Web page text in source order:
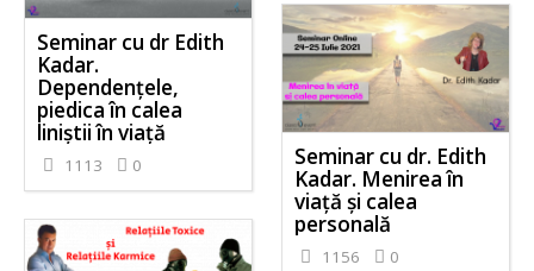
Seminar cu dr Edith
Kadar.
Dependențele,
piedica în calea
liniștii în viață
1113 0
Seminar cu dr. Edith
Kadar. Menirea în
viață și calea
personală
1156 0